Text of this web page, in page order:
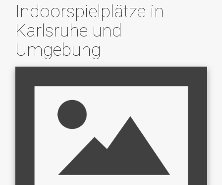
Indoorspielplätze in
Karlsruhe und
Umgebung